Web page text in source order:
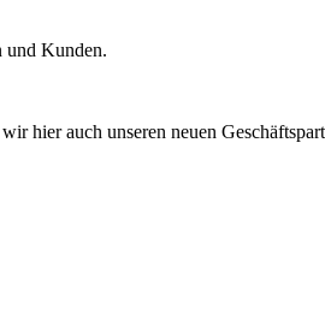
und Kunden.
hier auch unseren neuen